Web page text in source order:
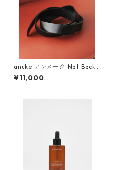
anuke アンヌーク Mat Backl
e Belt 62611001
¥11,000